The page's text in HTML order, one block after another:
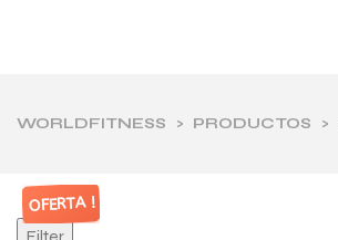
WORLDFITNESS > PRODUCTOS >
OFERTA !